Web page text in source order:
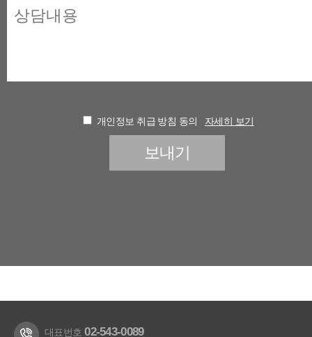
개인정보 취급 방침 동의 자세히 보기
대표번호02-543-0089